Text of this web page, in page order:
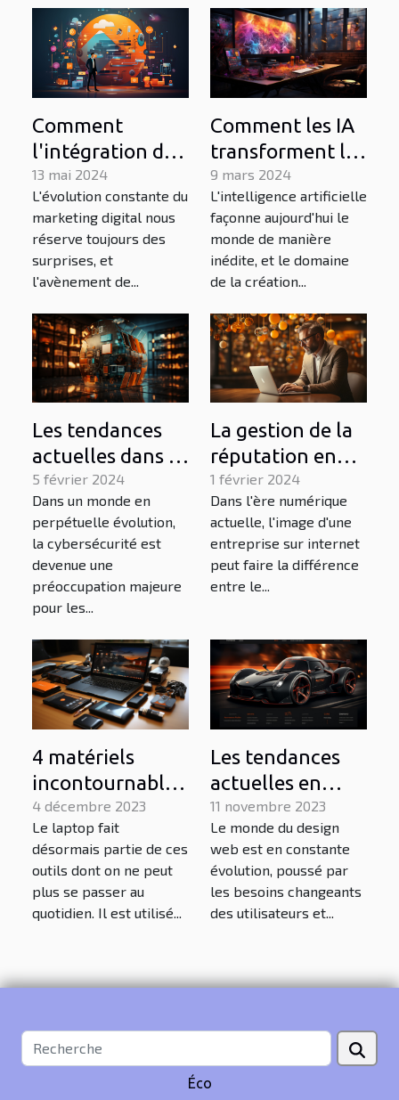
Comment
l'intégration de
l'IA dans les
stratégies SEO
transforme le
paysage du
marketing
13 mai 2024
L'évolution constante du
marketing digital nous
réserve toujours des
surprises, et
l'avènement de...
Comment les IA
transforment la
création de
contenu visuel
en ligne
9 mars 2024
L'intelligence artificielle
façonne aujourd'hui le
monde de manière
inédite, et le domaine
de la création...
Les tendances
actuelles dans la
cybersécurité et
leur impact sur
le commerce
5 février 2024
Dans un monde en
perpétuelle évolution,
la cybersécurité est
devenue une
préoccupation majeure
pour les...
La gestion de la
réputation en
ligne pour les
entrepreneurs et
startups
1 février 2024
Dans l'ère numérique
actuelle, l'image d'une
entreprise sur internet
peut faire la différence
entre le...
4 matériels
incontournables
pour booster les
performances de
son laptop
4 décembre 2023
Le laptop fait
désormais partie de ces
outils dont on ne peut
plus se passer au
quotidien. Il est utilisé...
Les tendances
actuelles en
design web pour
les sites internet
de la région du
Mans
11 novembre 2023
Le monde du design
web est en constante
évolution, poussé par
les besoins changeants
des utilisateurs et...
Éco